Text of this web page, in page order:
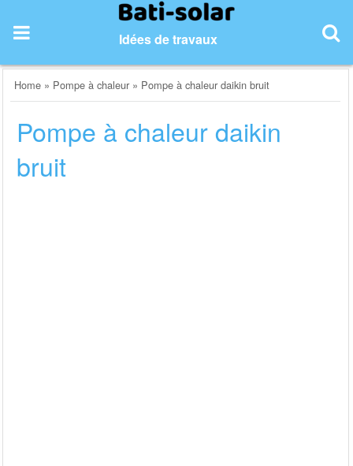
content
Idées de travaux
Home » Pompe à chaleur » Pompe à chaleur daikin bruit
Pompe à chaleur daikin
bruit